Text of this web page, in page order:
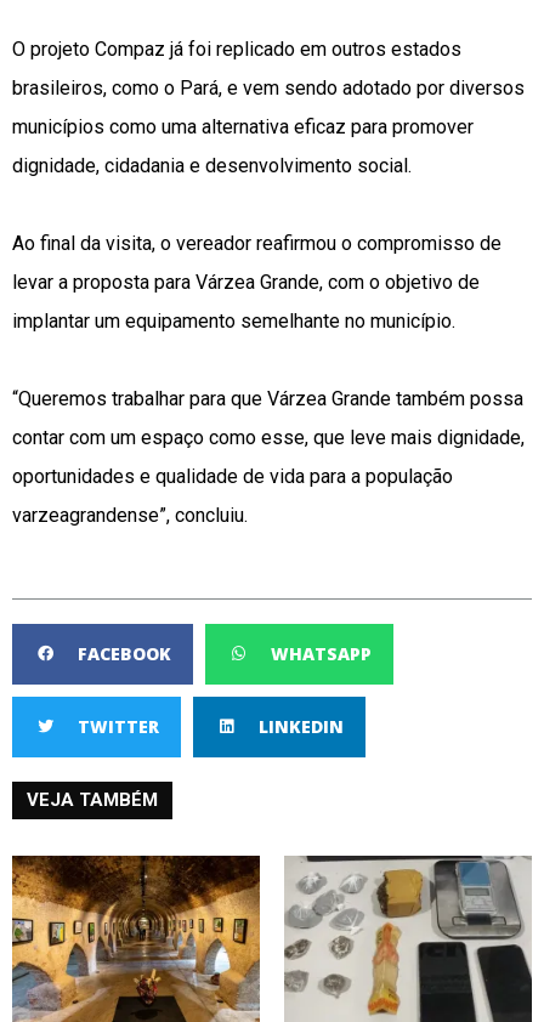
O projeto Compaz já foi replicado em outros estados
brasileiros, como o Pará, e vem sendo adotado por diversos
municípios como uma alternativa eficaz para promover
dignidade, cidadania e desenvolvimento social.
Ao final da visita, o vereador reafirmou o compromisso de
levar a proposta para Várzea Grande, com o objetivo de
implantar um equipamento semelhante no município.
“Queremos trabalhar para que Várzea Grande também possa
contar com um espaço como esse, que leve mais dignidade,
oportunidades e qualidade de vida para a população
varzeagrandense”, concluiu.
FACEBOOK WHATSAPP
TWITTER LINKEDIN
VEJA TAMBÉM